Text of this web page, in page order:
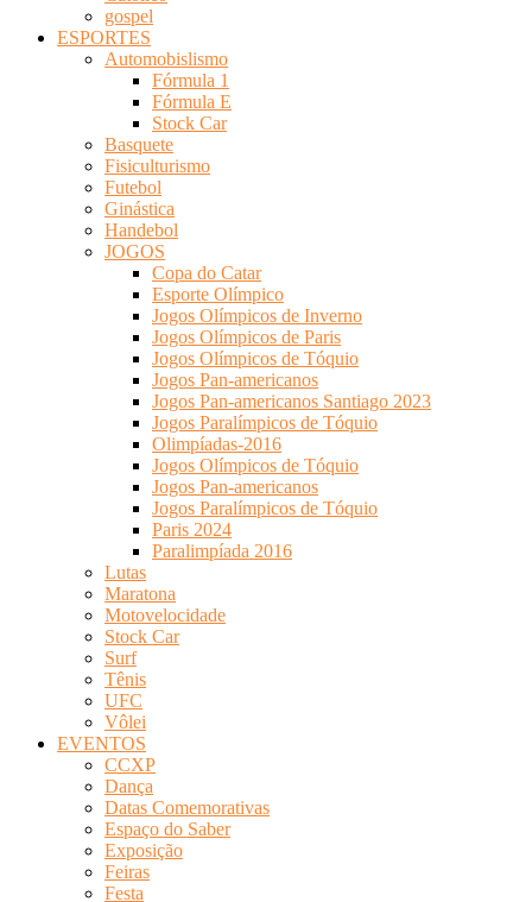
gospel
ESPORTES
Automobislismo
Fórmula 1
Fórmula E
Stock Car
Basquete
Fisiculturismo
Futebol
Ginástica
Handebol
JOGOS
Copa do Catar
Esporte Olímpico
Jogos Olímpicos de Inverno
Jogos Olímpicos de Paris
Jogos Olímpicos de Tóquio
Jogos Pan-americanos
Jogos Pan-americanos Santiago 2023
Jogos Paralímpicos de Tóquio
Olimpíadas-2016
Jogos Olímpicos de Tóquio
Jogos Pan-americanos
Jogos Paralímpicos de Tóquio
Paris 2024
Paralimpíada 2016
Lutas
Maratona
Motovelocidade
Stock Car
Surf
Tênis
UFC
Vôlei
EVENTOS
CCXP
Dança
Datas Comemorativas
Espaço do Saber
Exposição
Feiras
Festa